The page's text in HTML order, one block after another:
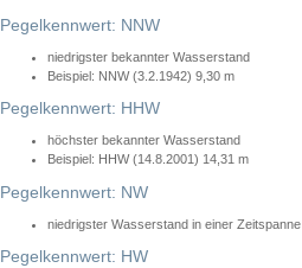
Pegelkennwert: NNW
niedrigster bekannter Wasserstand
Beispiel: NNW (3.2.1942) 9,30 m
Pegelkennwert: HHW
höchster bekannter Wasserstand
Beispiel: HHW (14.8.2001) 14,31 m
Pegelkennwert: NW
niedrigster Wasserstand in einer Zeitspanne
Pegelkennwert: HW